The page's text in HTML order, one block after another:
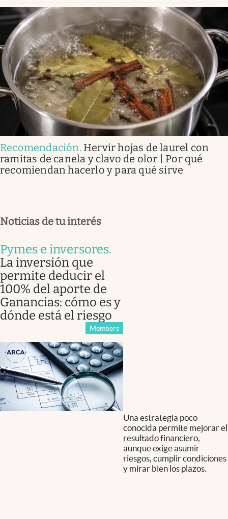
Recomendación. Hervir hojas de laurel con
ramitas de canela y clavo de olor | Por qué
recomiendan hacerlo y para qué sirve
Noticias de tu interés
Pymes e inversores.
La inversión que
permite deducir el
100% del aporte de
Ganancias: cómo es y
dónde está el riesgo
Members
Una estrategia poco
conocida permite mejorar el
resultado financiero,
aunque exige asumir
riesgos, cumplir condiciones
y mirar bien los plazos.